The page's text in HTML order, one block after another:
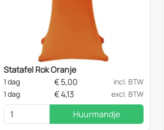
Statafel Rok Oranje
1 dag €5,00
incl. BTW
1 dag
€4,13 excl. BTW
Huurmandje